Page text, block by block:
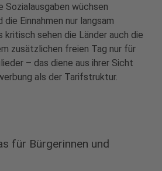
Sozialausgaben wüchsen
Einnahmen nur langsam
kritisch sehen die Länder auch die
zusätzlichen freien Tag nur für
– das diene aus ihrer Sicht
als der Tarifstruktur.
für Bürgerinnen und